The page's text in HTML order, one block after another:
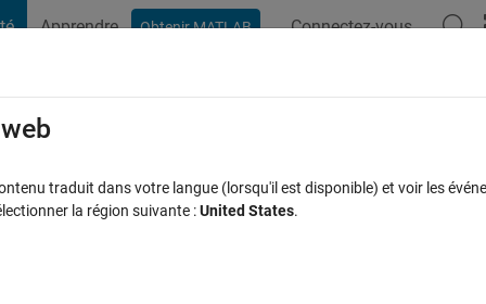
Apprendre Obtenir MATLAB Connectez-vous
traduit dans votre langue (lorsqu'il est disponible) et voir les
la région suivante :United States.